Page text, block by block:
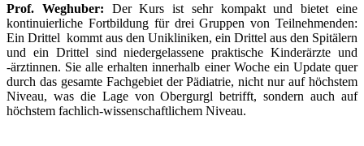
Prof. Weghuber: Der Kurs ist sehr kompakt und bietet eine
kontinuierliche Fortbildung für drei Gruppen von Teilnehmenden:
Ein Drittel kommt aus den Unikliniken, ein Drittel aus den Spitälern
und ein Drittel sind niedergelassene praktische Kinderärzte und
-ärztinnen. Sie alle erhalten innerhalb einer Woche ein Update quer
durch das gesamte Fachgebiet der Pädiatrie, nicht nur auf höchstem
Niveau, was die Lage von Obergurgl betrifft, sondern auch auf
höchstem fachlich-wissenschaftlichem Niveau.